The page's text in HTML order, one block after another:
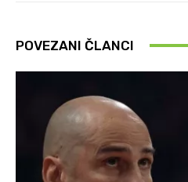
POVEZANI ČLANCI